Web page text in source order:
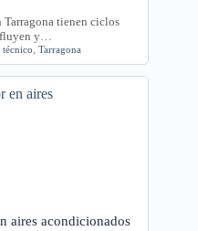
tienen ciclos
y…
Tarragona
aires acondicionados